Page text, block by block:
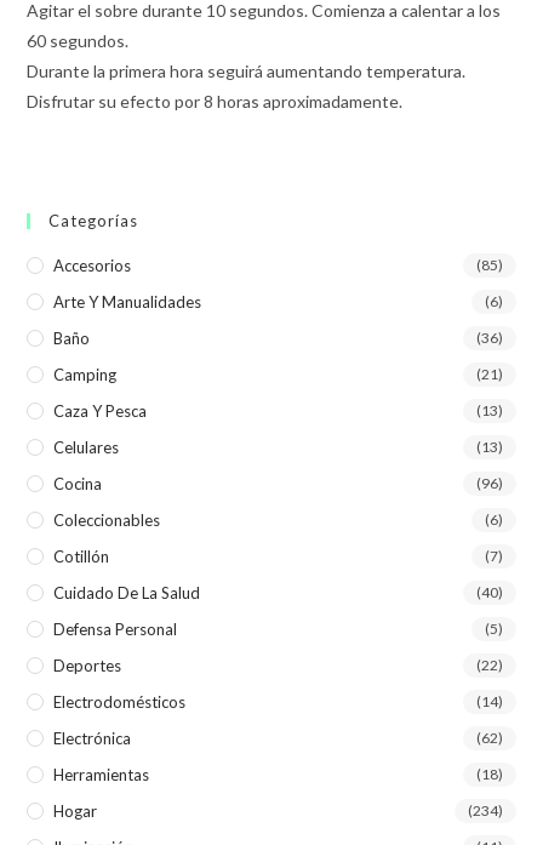
Agitar el sobre durante 10 segundos. Comienza a calentar a los
60 segundos.
Durante la primera hora seguirá aumentando temperatura.
Disfrutar su efecto por 8 horas aproximadamente.
Categorías
Accesorios (85)
Arte Y Manualidades (6)
Baño (36)
Camping (21)
Caza Y Pesca (13)
Celulares (13)
Cocina (96)
Coleccionables (6)
Cotillón (7)
Cuidado De La Salud (40)
Defensa Personal (5)
Deportes (22)
Electrodomésticos (14)
Electrónica (62)
Herramientas (18)
Hogar (234)